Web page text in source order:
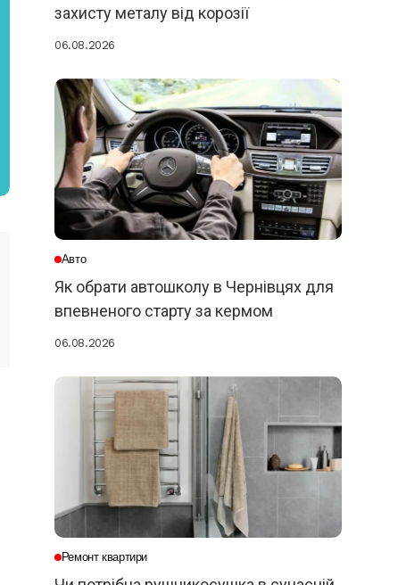
захисту металу від корозії
06.08.2026
Авто
Як обрати автошколу в Чернівцях для
впевненого старту за кермом
06.08.2026
Ремонт квартири